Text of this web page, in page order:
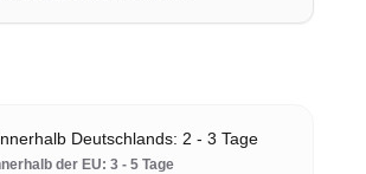
Deutschlands: 2 - 3 Tage
der EU: 3 - 5 Tage